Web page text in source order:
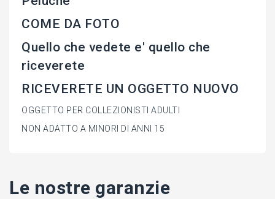
COME DA FOTO
Quello che vedete e' quello che
riceverete
RICEVERETE UN OGGETTO NUOVO
OGGETTO PER COLLEZIONISTI ADULTI
NON ADATTO A MINORI DI ANNI 15
Le nostre garanzie